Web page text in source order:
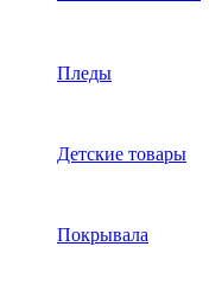
Пледы
Детские товары
Покрывала